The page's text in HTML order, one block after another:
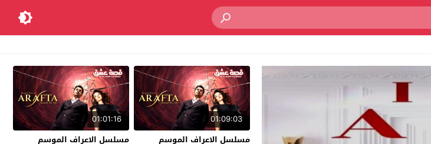
01:09:03
مسلسل الاعراف الموسم
01:01:16
مسلسل الاعراف الموسم